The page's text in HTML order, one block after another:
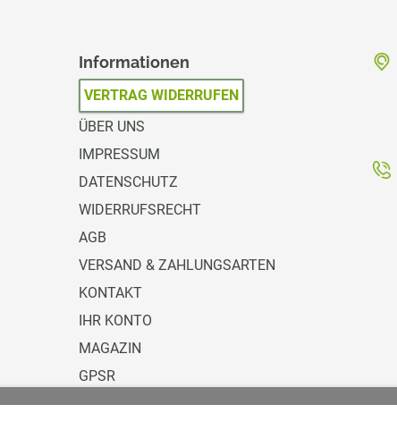
Informationen
VERTRAG WIDERRUFEN
ÜBER UNS
IMPRESSUM
DATENSCHUTZ
WIDERRUFSRECHT
AGB
VERSAND & ZAHLUNGSARTEN
KONTAKT
IHR KONTO
MAGAZIN
GPSR